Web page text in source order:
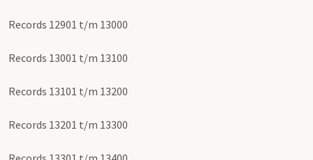
Records 12901 t/m 13000
Records 13001 t/m 13100
Records 13101 t/m 13200
Records 13201 t/m 13300